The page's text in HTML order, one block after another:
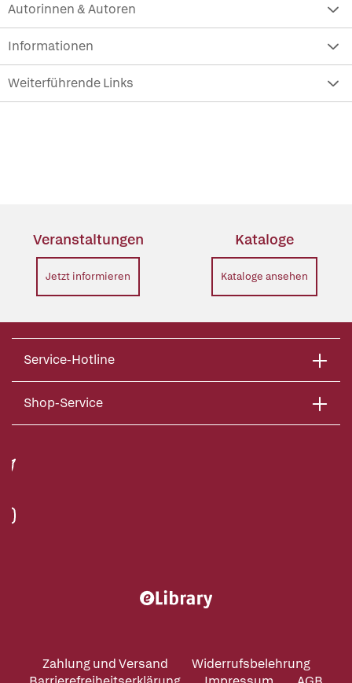
Autorinnen & Autoren
Informationen
Weiterführende Links
Veranstaltungen
Jetzt informieren
Kataloge
Kataloge ansehen
Service-Hotline
Shop-Service
Zahlung und Versand
Widerrufsbelehrung